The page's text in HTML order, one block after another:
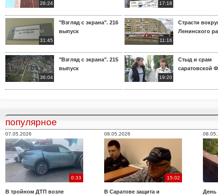
26:24
31:45
"Взгляд с экрана". 216
выпуск
36:04
"Взгляд с экрана". 215
выпуск
17:18
11:16
Страсти
Ленинского
19:20
Стыд и срам
саратовской
популярное
07.05.2026
0:33
В тройном ДТП возле
08.05.2026
15:02
В Саратове защита и
День